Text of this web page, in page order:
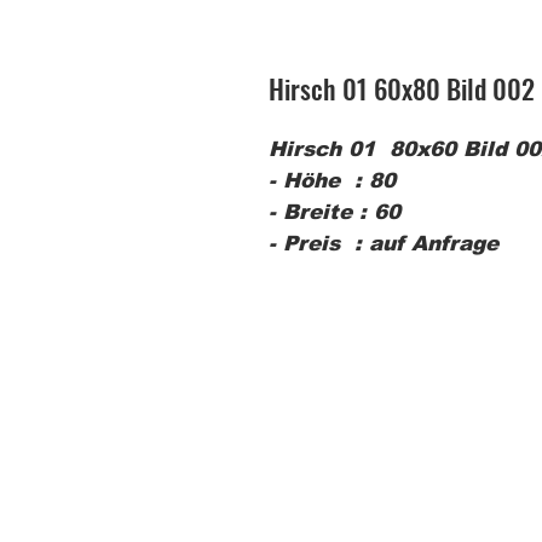
Hirsch 01 60x80 Bild 002
Hirsch 01 80x60 Bild
- Höhe : 80
- Breite : 60
- Preis : auf Anfrage